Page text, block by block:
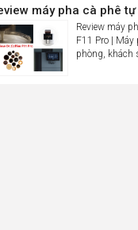
Review máy
F11 Pro | Máy
phòng, khách